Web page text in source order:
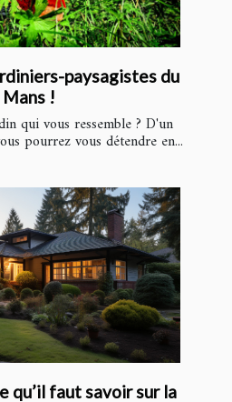
paysagistes du
Mans !
qui vous ressemble ? D'un
pourrez vous détendre en...
qu’il faut savoir sur la